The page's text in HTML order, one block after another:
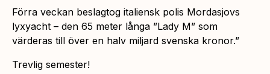
Förra veckan beslagtog italiensk polis Mordasjovs
lyxyacht – den 65 meter långa ”Lady M” som
värderas till över en halv miljard svenska kronor.”
Trevlig semester!